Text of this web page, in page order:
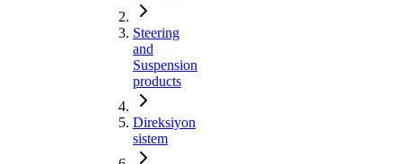
Steering
and
Suspension
products
Direksiyon
sistem